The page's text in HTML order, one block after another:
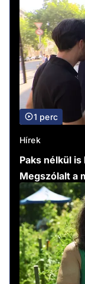
1 perc
Hírek
Paks nélkül
Megszólalt a